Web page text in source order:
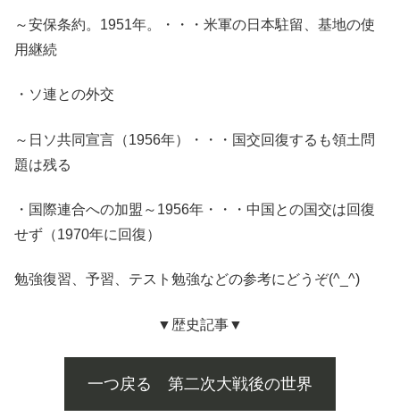
～安保条約。1951年。・・・米軍の日本駐留、基地の使
用継続
・ソ連との外交
～日ソ共同宣言（1956年）・・・国交回復するも領土問
題は残る
・国際連合への加盟～1956年・・・中国との国交は回復
せず（1970年に回復）
勉強復習、予習、テスト勉強などの参考にどうぞ(^_^)
▼歴史記事▼
一つ戻る 第二次大戦後の世界